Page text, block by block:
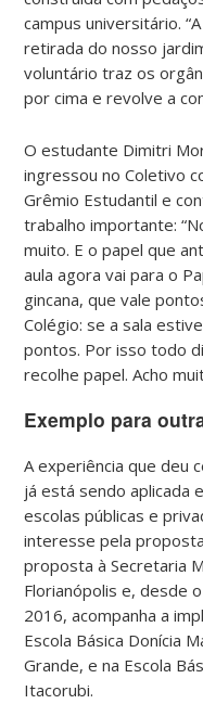
campus universitário.
retirada do nosso
voluntário traz os
por cima e revolve a
O estudante Dimitri
ingressou no Coletivo
Grêmio Estudantil e
trabalho importante:
muito. E o papel que
aula agora vai para o
gincana, que vale
Colégio: se a sala
pontos. Por isso todo
recolhe papel. Acho
Exemplo para
A experiência que deu
já está sendo aplicada
escolas públicas e
interesse pela
proposta à Secretaria
Florianópolis e, desde
2016, acompanha a
Escola Básica Donícia
Grande, e na Escola
Itacorubi.